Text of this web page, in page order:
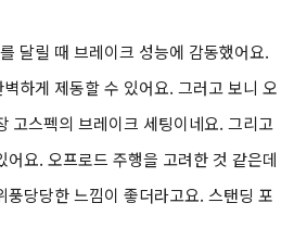
달릴 때 브레이크 성능에 감동했어요.
하게 제동할 수 있어요. 그러고 보니 오
고스펙의 브레이크 세팅이네요. 그리고
요. 오프로드 주행을 고려한 것 같은데
풍당당한 느낌이 좋더라고요. 스탠딩 포